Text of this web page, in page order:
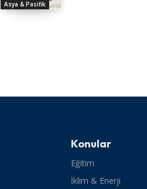
Asya & Pasifik
Konular
Eğitim
İklim & Enerji